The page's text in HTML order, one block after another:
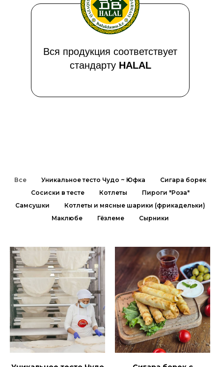
Вся продукция соответствует
стандарту HALAL
Все Уникальное тесто Чудо ~ Юфка
Сигара борек
Сосиски в тесте
Котлеты
Пироги "Роза"
Самсушки
Котлеты и мясные шарики (фрикадельки)
Маклюбе
Гёзлеме Сырники